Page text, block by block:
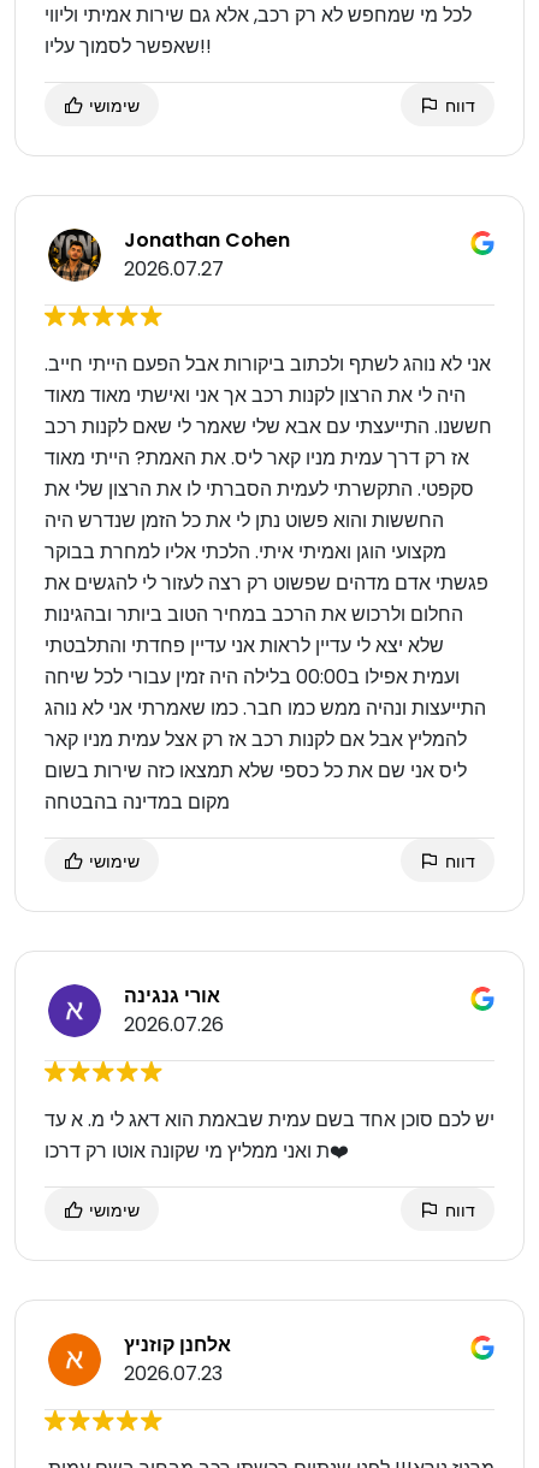
לכל מי שמחפש לא רק רכב, אלא גם שירות אמיתי וליווי
שאפשר לסמוך עליו!!
שימושי דווח
Jonathan Cohen
2026.07.27
אני לא נוהג לשתף ולכתוב ביקורות אבל הפעם הייתי חייב.
היה לי את הרצון לקנות רכב אך אני ואישתי מאוד מאוד
חששנו. התייעצתי עם אבא שלי שאמר לי שאם לקנות רכב
אז רק דרך עמית מניו קאר ליס. את האמת? הייתי מאוד
סקפטי. התקשרתי לעמית הסברתי לו את הרצון שלי את
החששות והוא פשוט נתן לי את כל הזמן שנדרש היה
מקצועי הוגן ואמיתי איתי. הלכתי אליו למחרת בבוקר
פגשתי אדם מדהים שפשוט רק רצה לעזור לי להגשים את
החלום ולרכוש את הרכב במחיר הטוב ביותר ובהגינות
שלא יצא לי עדיין לראות אני עדיין פחדתי והתלבטתי
ועמית אפילו ב00:00 בלילה היה זמין עבורי לכל שיחה
התייעצות ונהיה ממש כמו חבר. כמו שאמרתי אני לא נוהג
להמליץ אבל אם לקנות רכב אז רק אצל עמית מניו קאר
ליס אני שם את כל כספי שלא תמצאו כזה שירות בשום
מקום במדינה בהבטחה
שימושי דווח
אורי גנגינה
2026.07.26
יש לכם סוכן אחד בשם עמית שבאמת הוא דאג לי מ. א עד
ת ואני ממליץ מי שקונה אוטו רק דרכו❤️
שימושי דווח
אלחנן קוזניץ
2026.07.23